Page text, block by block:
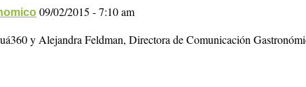
09/02/2015 - 7:10 am
y Alejandra Feldman, Directora de Comunicación